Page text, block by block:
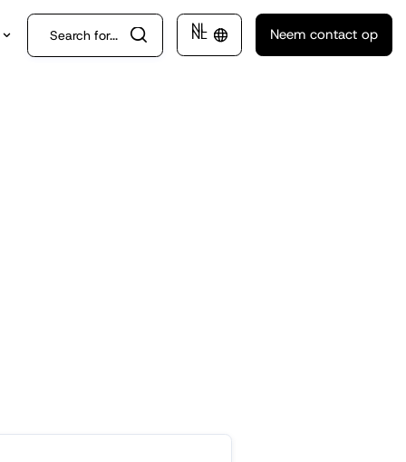
NL
NL  Neem contact op